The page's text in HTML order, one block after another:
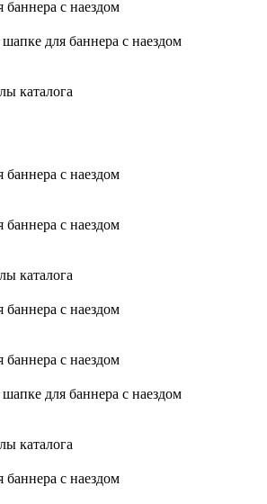
с наездом
для баннера с наездом
каталога
с наездом
с наездом
каталога
с наездом
с наездом
для баннера с наездом
каталога
с наездом